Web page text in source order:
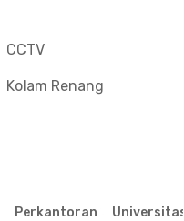
CCTV
Kolam Renang
Perkantoran Universitas